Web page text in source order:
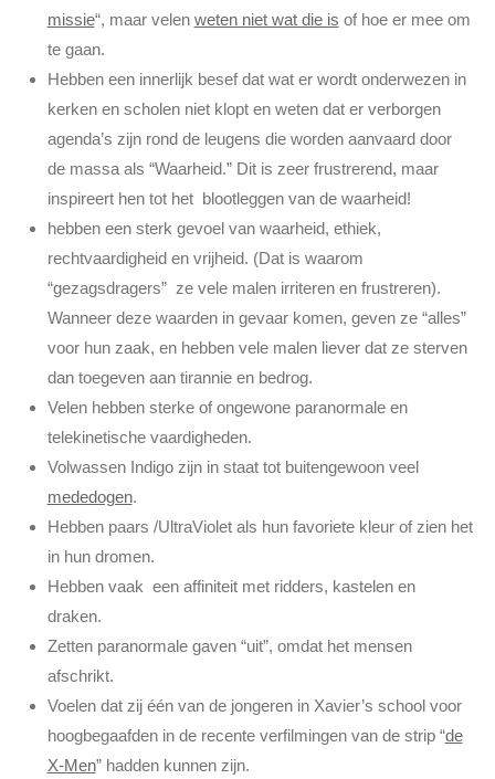
missie“, maar velen weten niet wat die is of hoe er mee om
te gaan.
Hebben een innerlijk besef dat wat er wordt onderwezen in
kerken en scholen niet klopt en weten dat er verborgen
agenda’s zijn rond de leugens die worden aanvaard door
de massa als “Waarheid.” Dit is zeer frustrerend, maar
inspireert hen tot het blootleggen van de waarheid!
hebben een sterk gevoel van waarheid, ethiek,
rechtvaardigheid en vrijheid. (Dat is waarom
“gezagsdragers” ze vele malen irriteren en frustreren).
Wanneer deze waarden in gevaar komen, geven ze “alles”
voor hun zaak, en hebben vele malen liever dat ze sterven
dan toegeven aan tirannie en bedrog.
Velen hebben sterke of ongewone paranormale en
telekinetische vaardigheden.
Volwassen Indigo zijn in staat tot buitengewoon veel
mededogen.
Hebben paars /UltraViolet als hun favoriete kleur of zien het
in hun dromen.
Hebben vaak een affiniteit met ridders, kastelen en
draken.
Zetten paranormale gaven “uit”, omdat het mensen
afschrikt.
Voelen dat zij één van de jongeren in Xavier’s school voor
hoogbegaafden in de recente verfilmingen van de strip “de
X-Men” hadden kunnen zijn.